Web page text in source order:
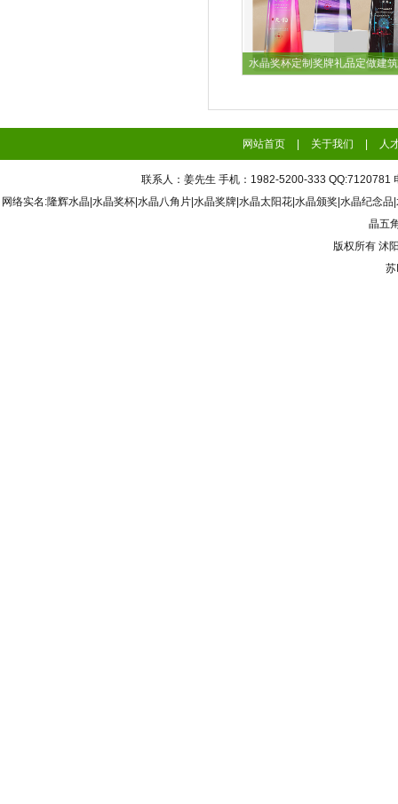
水晶奖杯定制奖牌礼品定做建
网站首页 关于我们 人
联系人：姜先生 手机：1982-5200-333 QQ:7120781
网络实名:隆辉水晶|水晶奖杯|水晶八角片|水晶奖牌|水晶太阳花|水晶颁奖|水晶纪念
晶五
版权所有 沭